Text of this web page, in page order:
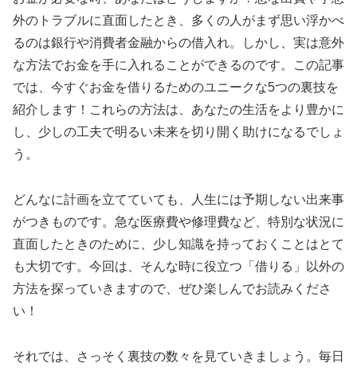
外のトラブルに直面したとき、多くの人がまず思い浮かべ
るのは銀行や消費者金融からの借入れ。しかし、実は意外
な方法でお金を手に入れることができるのです。この記事
では、今すぐお金を借りるためのユニークな5つの裏技を
紹介します！これらの方法は、あなたの生活をより豊かに
し、少しの工夫で明るい未来を切り開く助けになるでしょ
う。
どんなに計画を立てていても、人生には予期しない出来事
がつきものです。急な医療費や修理費など、特別な状況に
直面したときのために、少し知識を持っておくことはとて
も大切です。今回は、そんな時に役立つ「借りる」以外の
方法を探っていきますので、ぜひ楽しんでお読みくださ
い！
それでは、さっそく裏技の数々を見ていきましょう。毎日